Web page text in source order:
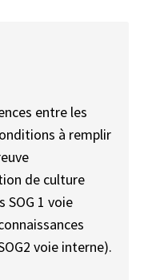
entre les
à remplir
de culture
SOG 1 voie
voie interne).